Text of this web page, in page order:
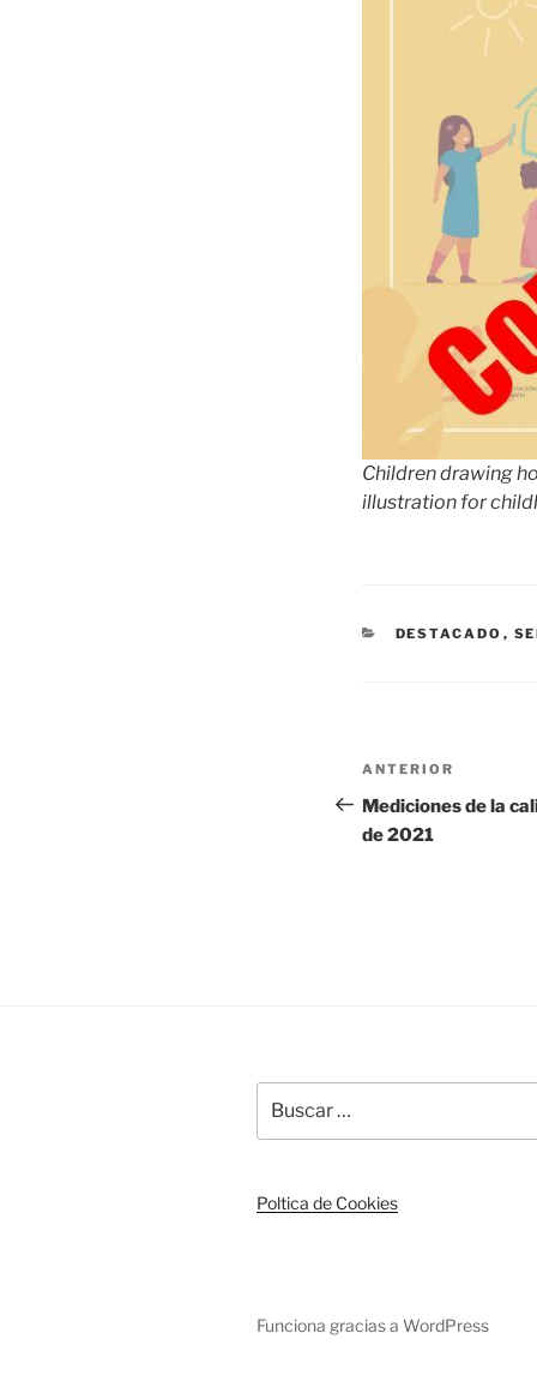
Children drawing
illustration for
CATEGORÍAS
DESTACADO ,
Navegación
de
entradas
Entrada
anterior:
ANTERIOR
Mediciones de la
de 2021
por:
Poltica de Cookies
Funciona gracias a WordPress